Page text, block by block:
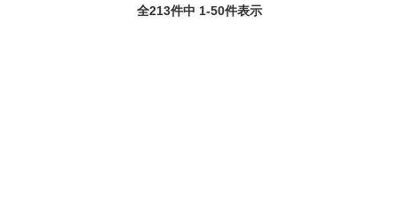
全213件中 1-50件表示